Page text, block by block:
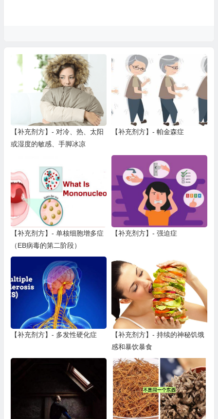
【补充剂方】- 对冷、热、太阳
或湿度的敏感、手脚冰凉
【补充剂方】- 帕金森症
【补充剂方】- 单核细胞增多症
（EB病毒的第二阶段）
【补充剂方】- 强迫症
【补充剂方】- 多发性硬化症
【补充剂方】- 持续的神秘饥饿
感和暴饮暴食